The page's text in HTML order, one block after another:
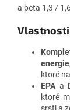
a beta 1,3 /
energie
ktoré
EPA a
ktoré